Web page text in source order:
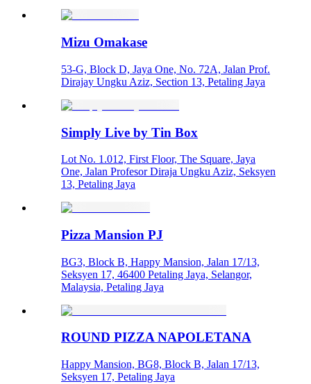
Mizu Omakase
53-G, Block D, Jaya One, No. 72A, Jalan Prof.
Dirajay Ungku Aziz, Section 13, Petaling Jaya
Simply Live by Tin Box
Lot No. 1.012, First Floor, The Square, Jaya
One, Jalan Profesor Diraja Ungku Aziz, Seksyen
13, Petaling Jaya
Pizza Mansion PJ
BG3, Block B, Happy Mansion, Jalan 17/13,
Seksyen 17, 46400 Petaling Jaya, Selangor,
Malaysia, Petaling Jaya
ROUND PIZZA NAPOLETANA
Happy Mansion, BG8, Block B, Jalan 17/13,
Seksyen 17, Petaling Jaya